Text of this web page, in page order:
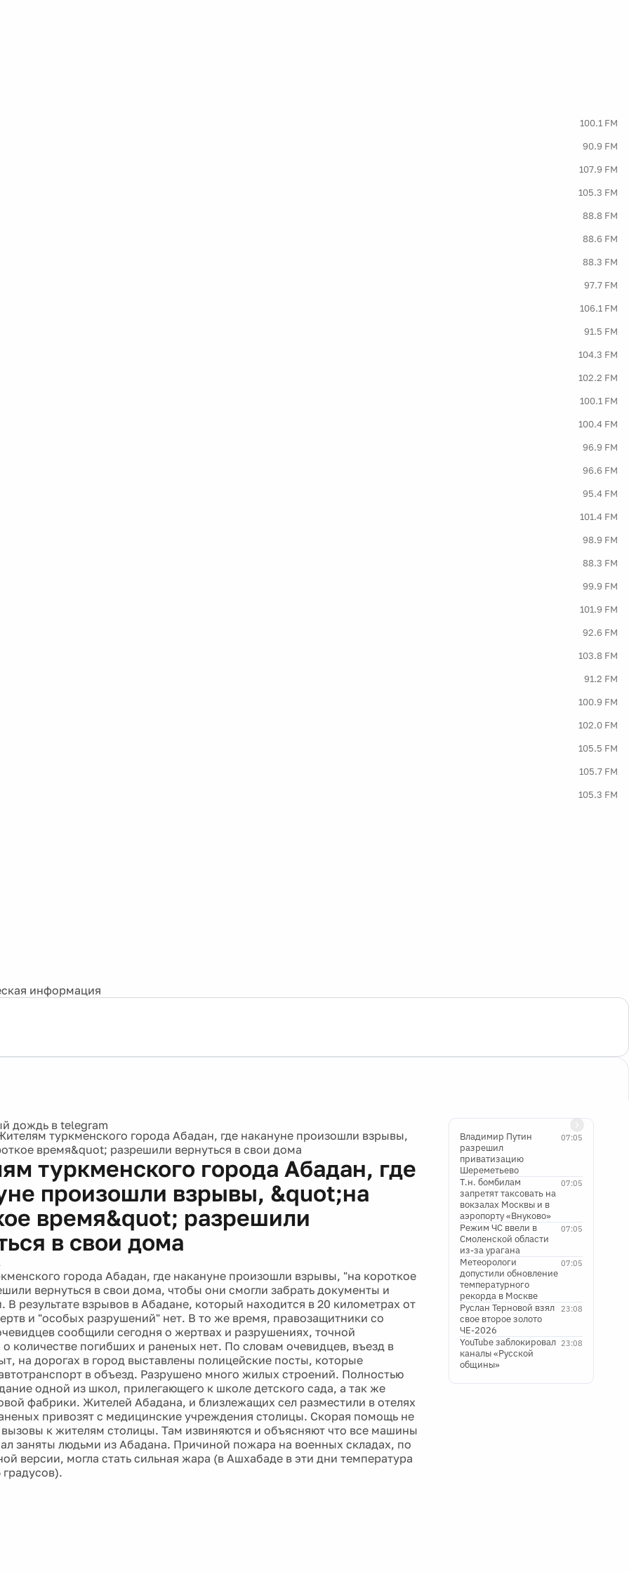
100.1 FM
90.9 FM
107.9 FM
105.3 FM
88.8 FM
88.6 FM
88.3 FM
97.7 FM
106.1 FM
91.5 FM
104.3 FM
102.2 FM
100.1 FM
100.4 FM
96.9 FM
96.6 FM
95.4 FM
101.4 FM
98.9 FM
88.3 FM
99.9 FM
101.9 FM
92.6 FM
103.8 FM
91.2 FM
100.9 FM
102.0 FM
105.5 FM
105.7 FM
105.3 FM
информация
туркменского города Абадан, где накануне произошли взрывы,
время&quot; разрешили вернуться в свои дома
туркменского города Абадан, где
произошли взрывы, &quot;на
время&quot; разрешили
в свои дома
города Абадан, где накануне произошли взрывы, "на короткое
вернуться в свои дома, чтобы они смогли забрать документы и
В результате взрывов в Абадане, который находится в 20 километрах от
и "особых разрушений" нет. В то же время, правозащитники со
сообщили сегодня о жертвах и разрушениях, точной
количестве погибших и раненых нет. По словам очевидцев, въезд в
на дорогах в город выставлены полицейские посты, которые
в объезд. Разрушено много жилых строений. Полностью
одной из школ, прилегающего к школе детского сада, а так же
фабрики. Жителей Абадана, и близлежащих сел разместили в отелях
привозят с медицинские учреждения столицы. Скорая помощь не
к жителям столицы. Там извиняются и объясняют что все машины
заняты людьми из Абадана. Причиной пожара на военных складах, по
версии, могла стать сильная жара (в Ашхабаде в эти дни температура
градусов).
07:05
Владимир Путин
разрешил
приватизацию
Шереметьево
07:05
Т.н. бомбилам
запретят таксовать на
вокзалах Москвы и в
аэропорту «Внуково»
07:05
Режим ЧС ввели в
Смоленской области
из-за урагана
07:05
Метеорологи
допустили обновление
температурного
рекорда в Москве
23:08
Руслан Терновой взял
свое второе золото
ЧЕ-2026
23:08
YouTube заблокировал
каналы «Русской
общины»